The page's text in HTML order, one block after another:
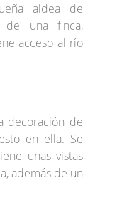
aldea de
de una finca,
acceso al río
decoración de
en ella. Se
unas vistas
además de un